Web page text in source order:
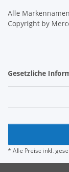
Alle
Copyright by
Gesetzliche
* Alle Preise inkl.